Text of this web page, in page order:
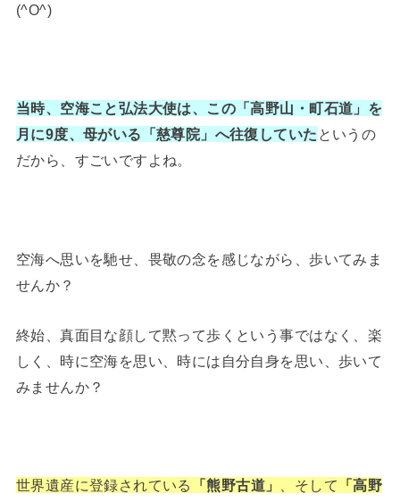
(^O^)
当時、空海こと弘法大使は、この「高野山・町石道」を
月に9度、母がいる「慈尊院」へ往復していた というの
だから、すごいですよね。
空海へ思いを馳せ、畏敬の念を感じながら、歩いてみま
せんか？
終始、真面目な顔して黙って歩くという事ではなく、楽
しく、時に空海を思い、時には自分自身を思い、歩いて
みませんか？
世界遺産に登録されている 「熊野古道」 、そして
「高野